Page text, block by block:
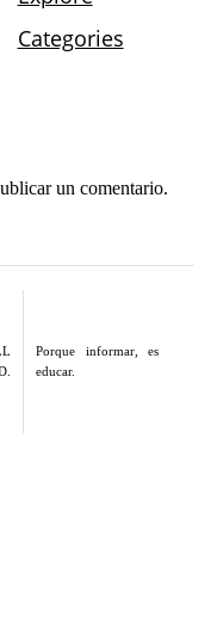
un comentario.
Porque informar, es
educar.